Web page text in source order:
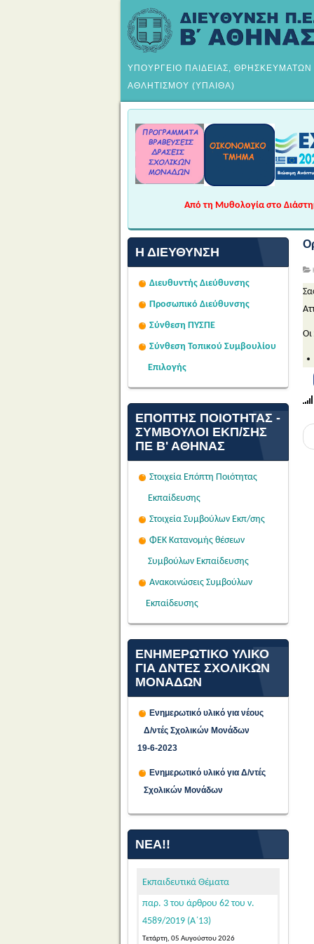
ΥΠΟΥΡΓΕΙΟ ΠΑΙΔΕΙΑΣ, ΘΡΗΣΚΕΥΜΑΤΩΝ
ΑΘΛΗΤΙΣΜΟΥ (ΥΠΑΙΘΑ)
Από τη Μυθολογία στο
Η ΔΙΕΎΘΥΝΣΗ
Διευθυντής Διεύθυνσης
Προσωπικό Διεύθυνσης
Σύνθεση ΠΥΣΠΕ
Σύνθεση Τοπικού Συμβουλίου
Επιλογής
ΕΠΌΠΤΗΣ ΠΟΙΌΤΗΤΑΣ -
ΣΎΜΒΟΥΛΟΙ ΕΚΠ/ΣΗΣ
ΠΕ Β' ΑΘΉΝΑΣ
Στοιχεία Επόπτη Ποιότητας
Εκπαίδευσης
Στοιχεία Συμβούλων Εκπ/σης
ΦΕΚ Κατανομής θέσεων
Συμβούλων Εκπαίδευσης
Ανακοινώσεις Συμβούλων
Εκπαίδευσης
ΕΝΗΜΕΡΩΤΙΚΟ ΥΛΙΚΟ
ΓΙΑ ΔΝΤΕΣ ΣΧΟΛΙΚΩΝ
ΜΟΝΑΔΩΝ
Ενημερωτικό υλικό για νέους
Δ/ντές Σχολικών Μονάδων
19-6-2023
Ενημερωτικό υλικό για Δ/ντές
Σχολικών Μονάδων
ΝΈΑ!!
Εκπαιδευτικά Θέματα
Προθεσμία υποβολής
Ειδική Αγωγή και Εκπαίδευση, σε
εφαρμογή των διατάξεων της
παρ. 3 του άρθρου 62 του ν.
Τετάρτη, 05 Αυγούστου 2026
Κατόπιν της δημοσίευσης της
103542/Ε4/31-07-2026 (ΦΕΚ 39/τ.
ΑΣΕΠ/04-08-2026 – ΑΔΑ:
Οι